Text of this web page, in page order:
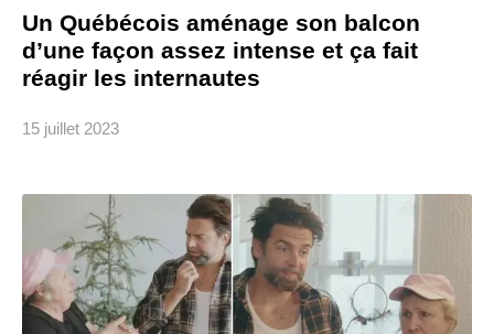
Un Québécois aménage son balcon
d’une façon assez intense et ça fait
réagir les internautes
15 juillet 2023